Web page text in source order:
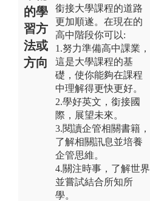
的學
習方
法或
方向
銜接大學課程的道路
更加順遂。在現在的
高中階段你可以:
1.努力準備高中課業，
這是大學課程的基
礎，使你能夠在課程
中理解得更快更好。
2.學好英文，銜接國
際，展望未來。
3.閱讀企管相關書籍，
了解相關訊息並培養
企管思維。
4.關注時事，了解世界
並嘗試結合所知所
學。